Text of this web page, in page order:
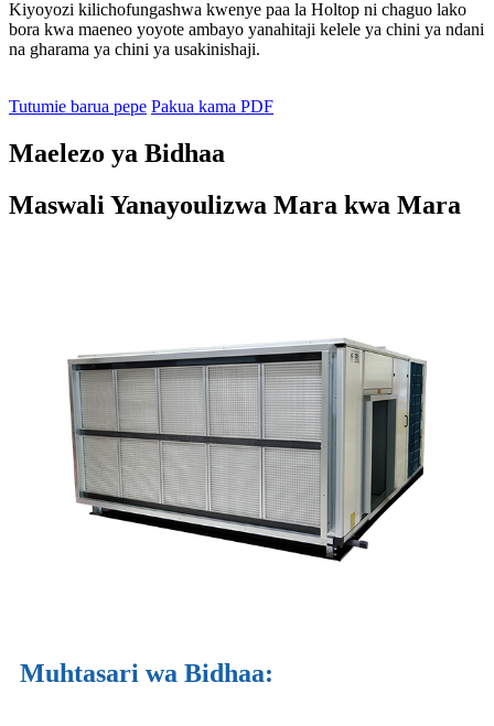
Kiyoyozi kilichofungashwa kwenye paa la Holtop ni chaguo lako
bora kwa maeneo yoyote ambayo yanahitaji kelele ya chini ya ndani
na gharama ya chini ya usakinishaji.
Tutumie barua pepe Pakua kama PDF
Maelezo ya Bidhaa
Maswali Yanayoulizwa Mara kwa Mara
Muhtasari wa Bidhaa: